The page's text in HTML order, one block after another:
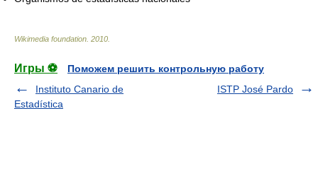
Wikimedia foundation 2010
Игры ⚽
Поможем решить контрольную работу
Instituto Canario de
Estadística
ISTP José Pardo